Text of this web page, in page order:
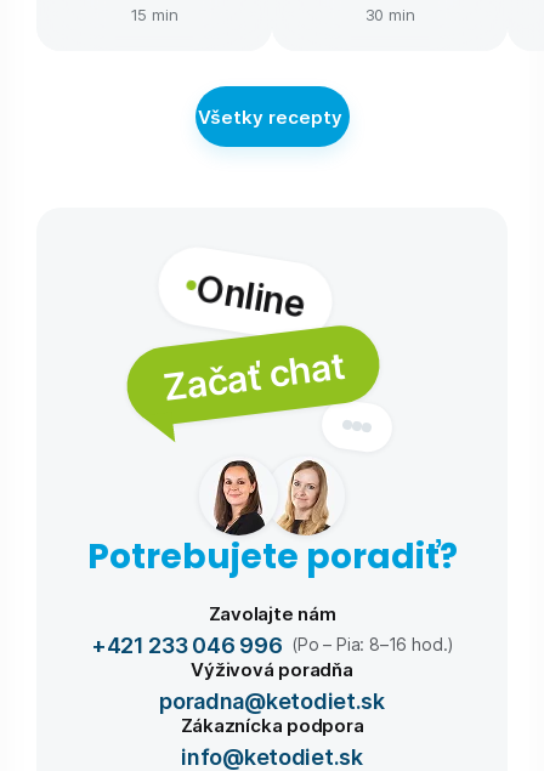
15 min 30 min
Všetky recepty
Online
Začať chat
Potrebujete poradiť?
Zavolajte nám
+421 233 046 996 (Po – Pia: 8–16 hod.)
Výživová poradňa
poradna@ketodiet.sk
Zákaznícka podpora
info@ketodiet.sk